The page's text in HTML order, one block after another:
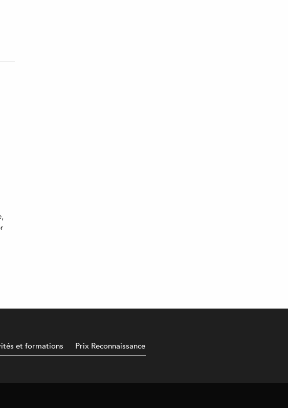
et formations Prix Reconnaissance